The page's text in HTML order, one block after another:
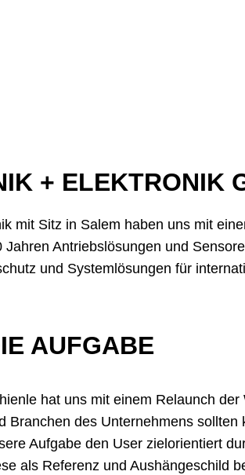
+ ELEKTRONIK
mit Sitz in Salem haben uns mit
Antriebslösungen und
und Systemlösungen für
AUFGABE
hat uns mit einem Relaunch
Branchen des Unternehmens
Aufgabe den User zielorientiert
als Referenz und Aushängeschild